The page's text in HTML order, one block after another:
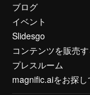
ブログ
イベント
Slidesgo
コンテンツを販売
プレスルーム
magnific.aiをお探し